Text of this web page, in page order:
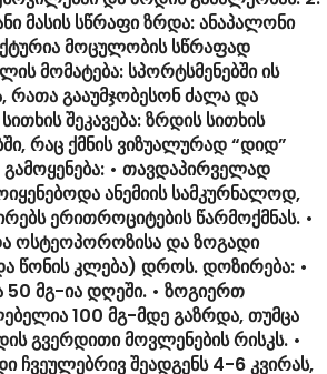
მასის სწრაფი ზრდა: ანაპალონი
მოცულობის სწრაფად
მომატება: სპორტსმენებში ის
რათა გააუმჯობესონ ძალა და
შეკავება: ზრდის სითხის
რაც ქმნის ვიზუალურად “დიდ”
• თავდაპირველად
ანემიის სამკურნალოდ,
ერითროციტების წარმოქმნას. •
ოსტეოპოროზისა და ზოგადი
წონის კლება) დროს. დოზირება: •
მგ-ია დღეში. • ზოგიერთ
100 მგ-მდე გაზრდა, თუმცა
გვერდითი მოვლენების რისკს. •
ჩვეულებრივ შეადგენს 4-6 კვირას,